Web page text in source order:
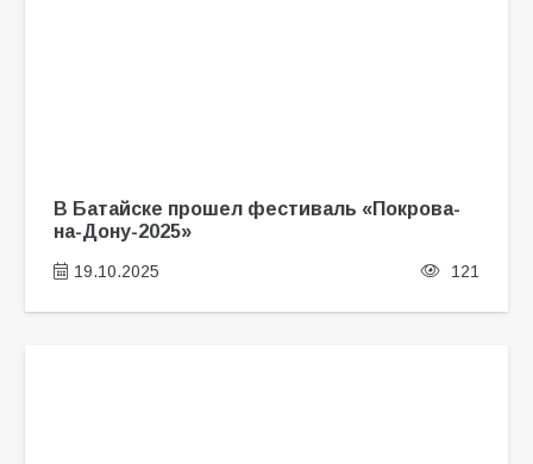
В Батайске прошел фестиваль «Покрова-
на-Дону-2025»
19.10.2025 121